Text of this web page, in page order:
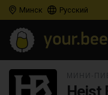
Минск Русский